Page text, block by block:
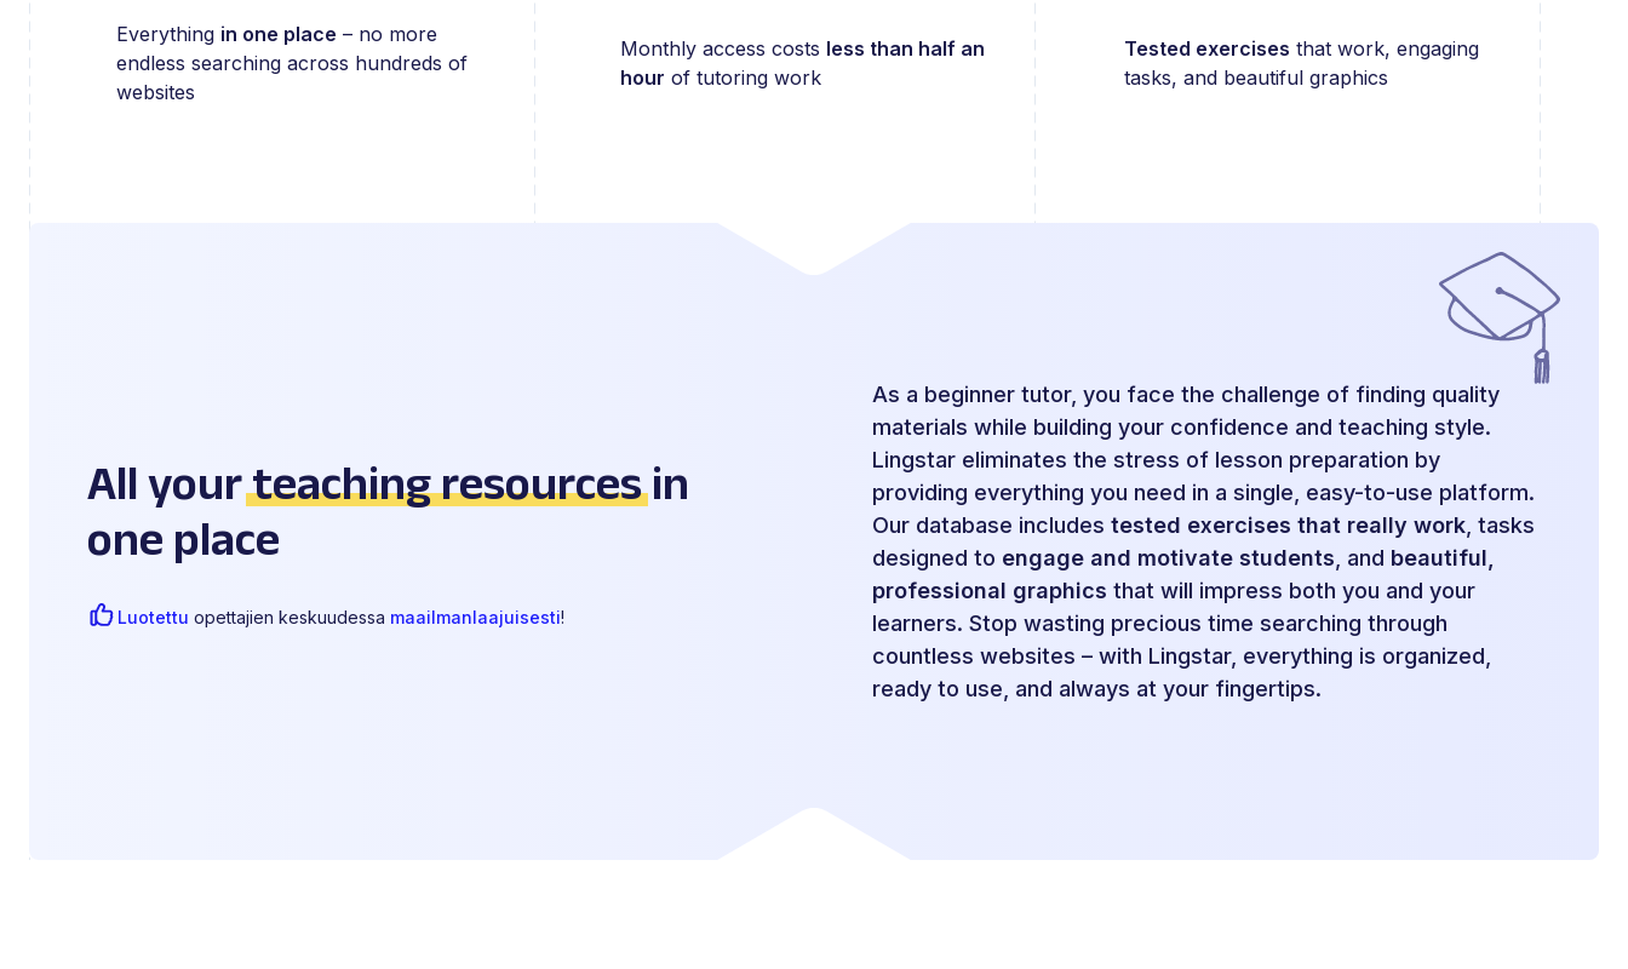
Everything in one place – no more
endless searching across hundreds of
websites
Monthly access costs less than half an
hour of tutoring work
Tested exercises that work, engaging
tasks, and beautiful graphics
All yourteaching resourcesin
one place
Luotettu opettajien keskuudessa maailmanlaajuisesti!
As a beginner tutor, you face the challenge of finding quality
materials while building your confidence and teaching style.
Lingstar eliminates the stress of lesson preparation by
providing everything you need in a single, easy-to-use platform.
Our database includes tested exercises that really work , tasks
designed to engage and motivate students , and beautiful,
professional graphics that will impress both you and your
learners. Stop wasting precious time searching through
countless websites – with Lingstar, everything is organized,
ready to use, and always at your fingertips.